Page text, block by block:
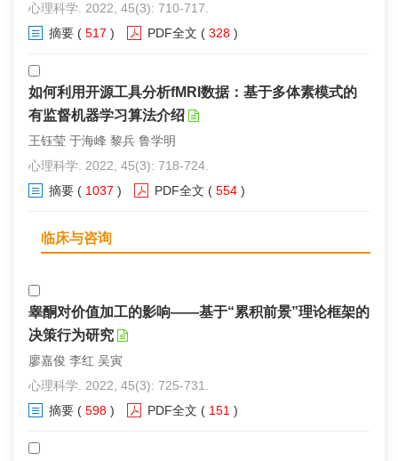
心理科学. 2022, 45(3): 710-717.
摘要 ( 517 ) PDF全文 ( 328 )
如何利用开源工具分析fMRI数据：基于多体素模式的
有监督机器学习算法介绍
王钰莹 于海峰 黎兵 鲁学明
心理科学. 2022, 45(3): 718-724.
摘要 ( 1037 ) PDF全文 ( 554 )
临床与咨询
睾酮对价值加工的影响——基于“累积前景”理论框架的
决策行为研究
廖嘉俊 李红 吴寅
心理科学. 2022, 45(3): 725-731.
摘要 ( 598 ) PDF全文 ( 151 )